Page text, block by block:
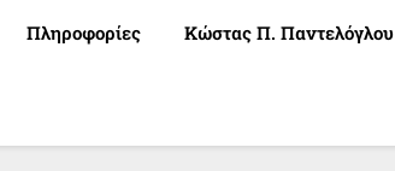
Πληροφορίες Κώστας Π. Παντελόγλου